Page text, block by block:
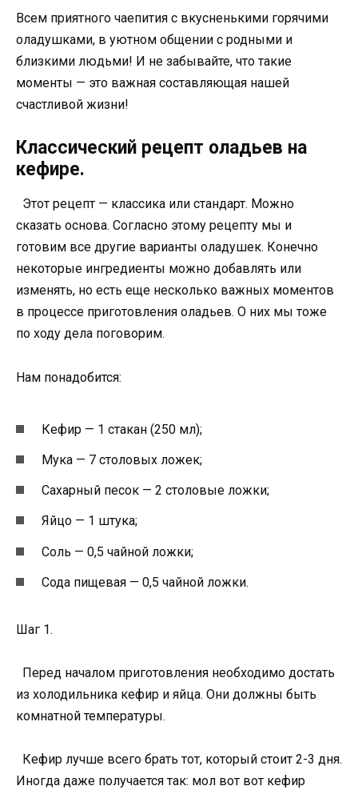
Всем приятного чаепития с вкусненькими горячими
оладушками, в уютном общении с родными и
близкими людьми! И не забывайте, что такие
моменты — это важная составляющая нашей
счастливой жизни!
Классический рецепт оладьев на
кефире.
Этот рецепт — классика или стандарт. Можно
сказать основа. Согласно этому рецепту мы и
готовим все другие варианты оладушек. Конечно
некоторые ингредиенты можно добавлять или
изменять, но есть еще несколько важных моментов
в процессе приготовления оладьев. О них мы тоже
по ходу дела поговорим.
Нам понадобится:
Кефир — 1 стакан (250 мл);
Мука — 7 столовых ложек;
Сахарный песок — 2 столовые ложки;
Яйцо — 1 штука;
Соль — 0,5 чайной ложки;
Сода пищевая — 0,5 чайной ложки.
Шаг 1.
Перед началом приготовления необходимо достать
из холодильника кефир и яйца. Они должны быть
комнатной температуры.
Кефир лучше всего брать тот, который стоит 2-3 дня.
Иногда даже получается так: мол вот вот кефир